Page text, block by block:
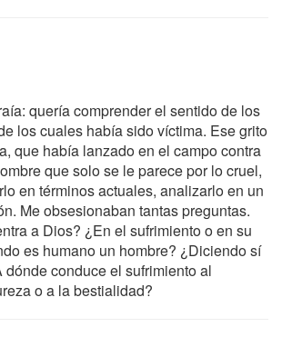
quería comprender el sentido de los
los cuales había sido víctima. Ese grito
que había lanzado en el campo contra
que solo se le parece por lo cruel,
en términos actuales, analizarlo en un
Me obsesionaban tantas preguntas.
a Dios? ¿En el sufrimiento o en su
es humano un hombre? ¿Diciendo sí
dónde conduce el sufrimiento al
o a la bestialidad?